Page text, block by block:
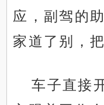
应，副驾的
家道了别，
车子直接